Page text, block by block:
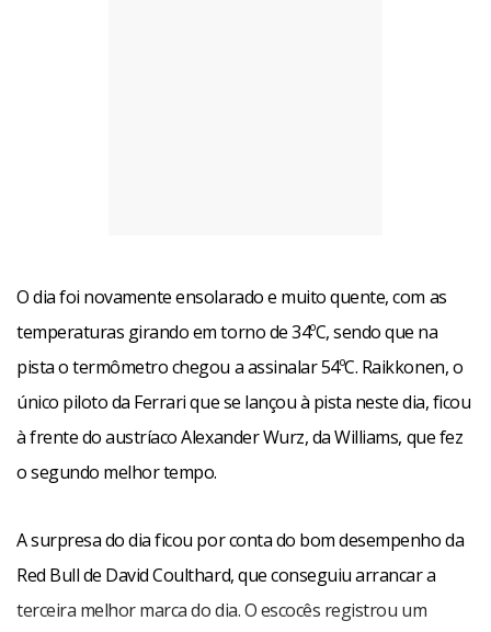
O dia foi novamente ensolarado e muito quente, com as
temperaturas girando em torno de 34ºC, sendo que na
pista o termômetro chegou a assinalar 54ºC. Raikkonen, o
único piloto da Ferrari que se lançou à pista neste dia, ficou
à frente do austríaco Alexander Wurz, da Williams, que fez
o segundo melhor tempo.
A surpresa do dia ficou por conta do bom desempenho da
Red Bull de David Coulthard, que conseguiu arrancar a
terceira melhor marca do dia. O escocês registrou um